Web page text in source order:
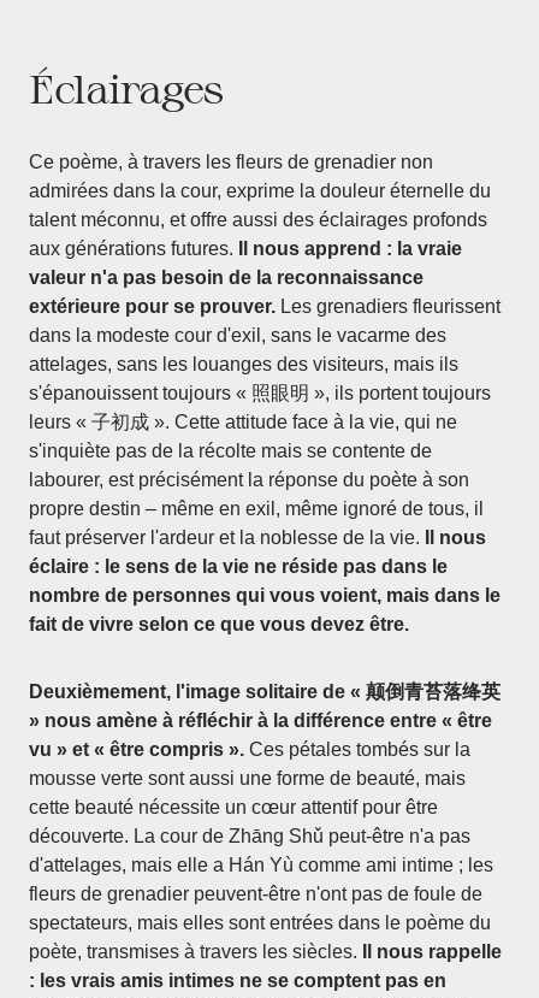
Éclairages
Ce poème, à travers les fleurs de grenadier non
admirées dans la cour, exprime la douleur éternelle du
talent méconnu, et offre aussi des éclairages profonds
aux générations futures.
Il nous apprend : la vraie
valeur n'a pas besoin de la reconnaissance
extérieure pour se prouver. Les grenadiers fleurissent
dans la modeste cour d'exil, sans le vacarme des
attelages, sans les louanges des visiteurs, mais ils
s'épanouissent toujours « 照眼明 », ils portent toujours
leurs « 子初成 ». Cette attitude face à la vie, qui ne
s'inquiète pas de la récolte mais se contente de
labourer, est précisément la réponse du poète à son
propre destin – même en exil, même ignoré de tous, il
faut préserver l'ardeur et la noblesse de la vie.
Il nous
éclaire : le sens de la vie ne réside pas dans le
nombre de personnes qui vous voient, mais dans le
fait de vivre selon ce que vous devez être.
Deuxièmement, l'image solitaire de « 颠倒青苔落绛英
» nous amène à réfléchir à la différence entre « être
vu » et « être compris ». Ces pétales tombés sur la
mousse verte sont aussi une forme de beauté, mais
cette beauté nécessite un cœur attentif pour être
découverte. La cour de Zhāng Shǔ peut-être n'a pas
d'attelages, mais elle a Hán Yù comme ami intime ; les
fleurs de grenadier peuvent-être n'ont pas de foule de
spectateurs, mais elles sont entrées dans le poème du
poète, transmises à travers les siècles.
Il nous rappelle
: les vrais amis intimes ne se comptent pas en